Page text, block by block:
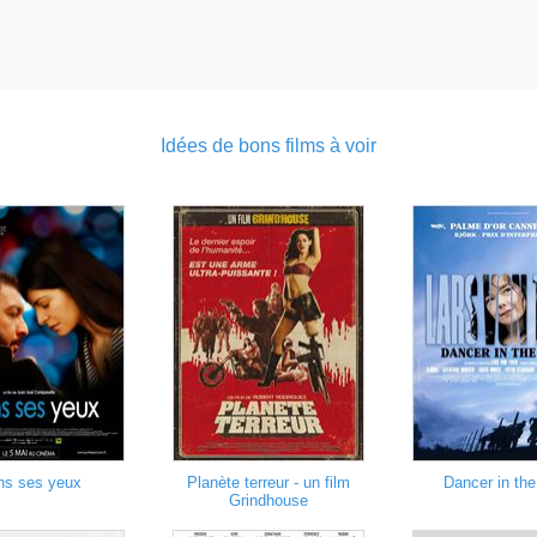
Idées de bons films à voir
ses yeux
Planète terreur - un film
Grindhouse
Dancer in